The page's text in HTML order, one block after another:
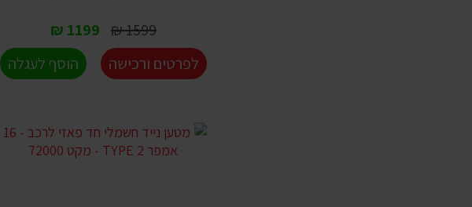
1599 ₪
1199 ₪
לפרטים ורכישה הוסף לעגלה